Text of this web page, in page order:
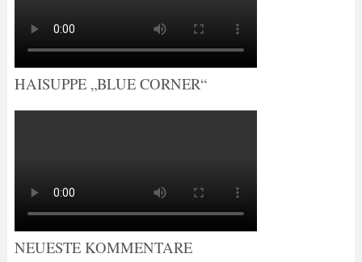
HAISUPPE „BLUE CORNER“
NEUESTE KOMMENTARE